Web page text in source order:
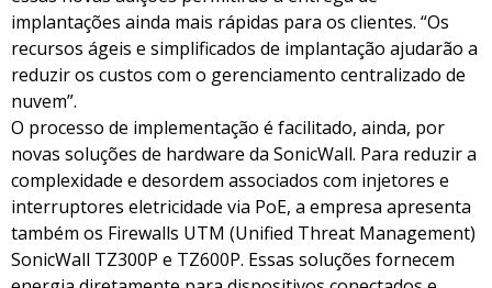
implantações ainda mais rápidas para os clientes. “Os
recursos ágeis e simplificados de implantação ajudarão a
reduzir os custos com o gerenciamento centralizado de
nuvem”.
O processo de implementação é facilitado, ainda, por
novas soluções de hardware da SonicWall. Para reduzir a
complexidade e desordem associados com injetores e
interruptores eletricidade via PoE, a empresa apresenta
também os Firewalls UTM (Unified Threat Management)
SonicWall TZ300P e TZ600P. Essas soluções fornecem